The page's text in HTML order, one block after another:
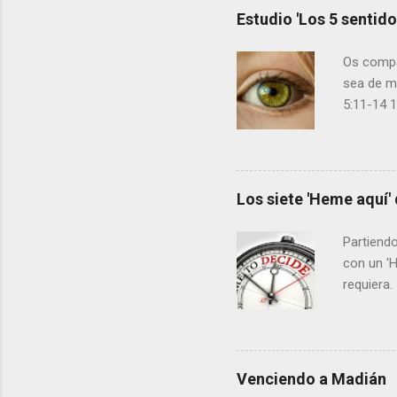
Estudio 'Los 5
Os
sea de
5:11-14
que se
a ser
leche
han
Los siete 'Heme aquí'
con un
requiera.
"¿Hay
aquí el
y
Venciendo a Madián